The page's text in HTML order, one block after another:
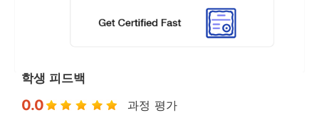
학생 피드백
0.0 과정 평가